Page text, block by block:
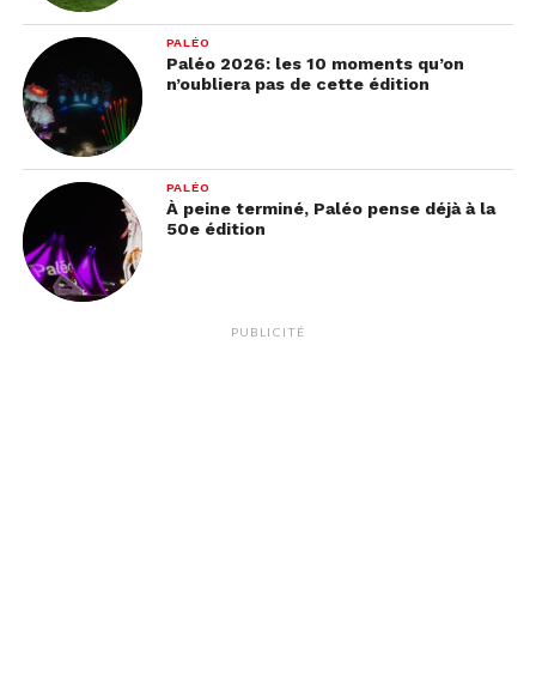
PALÉO
Paléo 2026: les 10 moments qu’on
n’oubliera pas de cette édition
PALÉO
À peine terminé, Paléo pense déjà à la
50e édition
PUBLICITÉ